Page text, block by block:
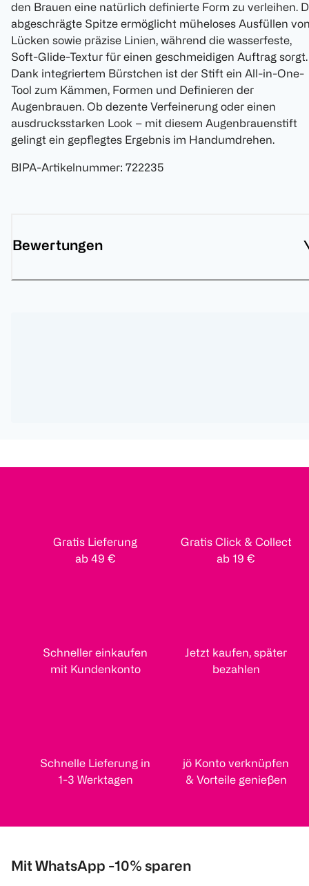
den Brauen eine natürlich definierte Form zu verleihen.
abgeschrägte Spitze ermöglicht müheloses Ausfüllen
Lücken sowie präzise Linien, während die wasserfeste,
Soft-Glide-Textur für einen geschmeidigen Auftrag sorgt.
Dank integriertem Bürstchen ist der Stift ein All-in-One-
Tool zum Kämmen, Formen und Definieren der
Augenbrauen. Ob dezente Verfeinerung oder einen
ausdrucksstarken Look – mit diesem Augenbrauenstift
gelingt ein gepflegtes Ergebnis im Handumdrehen.
BIPA-Artikelnummer: 722235
Bewertungen
Gratis Lieferung
ab 49 €
Gratis Click & Collect
ab 19 €
Schneller einkaufen
mit Kundenkonto
Jetzt kaufen, später
bezahlen
Schnelle Lieferung in
1-3 Werktagen
jö Konto verknüpfen
& Vorteile genießen
Mit WhatsApp -10% sparen